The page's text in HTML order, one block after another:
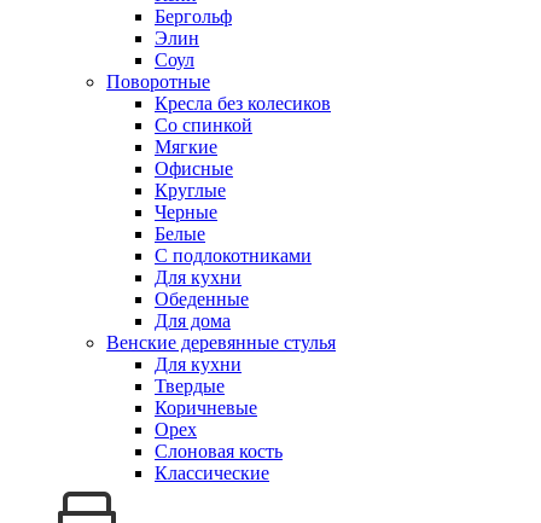
Бергольф
Элин
Соул
Поворотные
Кресла без колесиков
Со спинкой
Мягкие
Офисные
Круглые
Черные
Белые
С подлокотниками
Для кухни
Обеденные
Для дома
Венские деревянные стулья
Для кухни
Твердые
Коричневые
Орех
Слоновая кость
Классические